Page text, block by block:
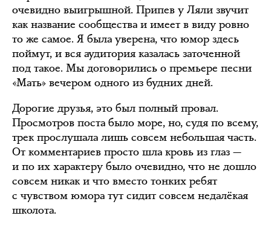
очевидно выигрышной. Припев у Ляли звучит
как название сообщества и имеет в виду ровно
то же самое. Я была уверена, что юмор здесь
поймут, и вся аудитория казалась заточенной
под такое. Мы договорились о премьере песни
«Мать» вечером одного из будних дней.
Дорогие друзья, это был полный провал.
Просмотров поста было море, но, судя по всему,
трек прослушала лишь совсем небольшая часть.
От комментариев просто шла кровь из глаз —
и по их характеру было очевидно, что не дошло
совсем никак и что вместо тонких ребят
с чувством юмора тут сидит совсем недалёкая
школота.